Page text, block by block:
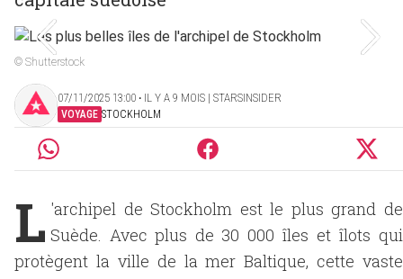
© Shutterstock
07/11/2025 13:00 ‧ IL Y A 9 MOIS | STARSINSIDER
VOYAGE STOCKHOLM
L 'archipel de Stockholm est le plus grand de
Suède. Avec plus de 30 000 îles et îlots qui
protègent la ville de la mer Baltique, cette vaste